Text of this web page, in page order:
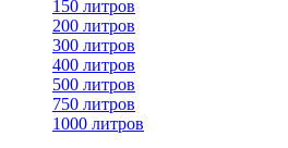
150 литров
200 литров
300 литров
400 литров
500 литров
750 литров
1000 литров